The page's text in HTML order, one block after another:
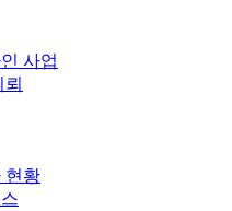
사업
현황